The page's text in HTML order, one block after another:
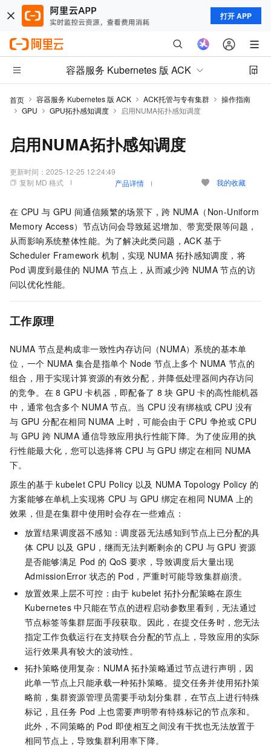
打开 APP
容器服务 Kubernetes 版 ACK
首页 容器服务 Kubernetes 版 ACK ACK托管与专有集群
操作指南
GPU
GPU拓扑感知调度 启用NUMA拓扑感知调度
启用NUMA拓扑感知调度
更新时间： 2025-12-25 12:24:49
复制 MD 格式
产品详情 我的收藏
在 CPU 与 GPU 间通信频繁的场景下，跨 NUMA（Non-Uniform
Memory Access）节点访问会导致延迟增加、带宽受限等问题，
从而影响系统整体性能。为了解决此类问题，ACK 基于
Scheduler Framework 机制，实现 NUMA 拓扑感知调度，将
Pod 调度到最佳的 NUMA 节点上，从而减少跨 NUMA 节点的访
问以优化性能。
工作原理
NUMA 节点是构成非一致性内存访问（NUMA）系统的基本单
位，一个 NUMA 集合是指单个 Node 节点上多个 NUMA 节点的
组合，用于实现计算资源的有效分配，并降低处理器间内存访问
的竞争。在 8 GPU 卡机器，即配备了 8 块 GPU 卡的高性能机器
中，通常包含多个 NUMA 节点。当 CPU 没有绑核或 CPU 没有
与 GPU 分配在相同 NUMA 上时，可能会由于 CPU 争抢或 CPU
与 GPU 跨 NUMA 通信导致应用执行性能下降。为了使应用的执
行性能最大化，您可以选择将 CPU 与 GPU 绑定在相同 NUMA
下。
原生的基于 kubelet CPU Policy 以及 NUMA Topology Policy 的
方案能够在单机上实现将 CPU 与 GPU 绑定在相同 NUMA 上的
效果，但是在集群中使用时会存在一些难点：
放置结果调度器不感知：调度器无法感知到节点上已分配的具
体 CPU 以及 GPU，继而无法判断剩余的 CPU 与 GPU 资源
是否能够满足 Pod 的 QoS 要求，导致调度后大量出现
AdmissionError 状态的 Pod，严重时可能导致集群崩溃。
放置效果上层不可控：由于 kubelet 拓扑分配策略在原生
Kubernetes 中只能在节点的进程启动参数里看到，无法通过
节点标签等集群层面手段获取。因此，在提交任务时，您无法
指定工作负载运行在支持联合分配的节点上，导致应用的实际
运行效果具有较大的波动性。
拓扑策略使用复杂：NUMA 拓扑策略通过节点进行声明，因
此单一节点上只能承载一种拓扑策略。提交任务并使用拓扑策
略前，集群资源管理员需要手动划分集群，在节点上进行特殊
标记，且任务 Pod 上也需要声明带有特殊标记的节点亲和。
此外，不同策略的 Pod 即使相互之间没有干扰也无法放置于
相同节点上，导致集群利用率下降。